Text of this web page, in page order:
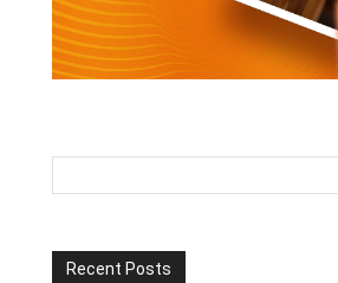
Recent Posts